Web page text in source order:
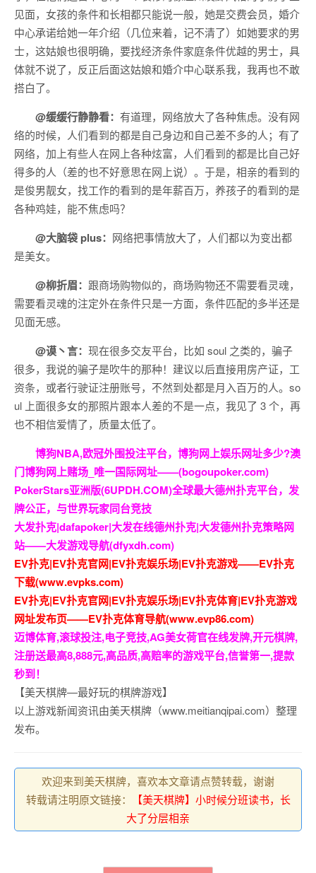
见面，女孩的条件和长相都只能说一般，她是交费会员，婚介
中心承诺给她一年介绍（几位来着，记不清了）如她要求的男
士，这姑娘也很明确，要找经济条件家庭条件优越的男士，具
体就不说了，反正后面这姑娘和婚介中心联系我，我再也不敢
搭白了。
@缓缓行静静看： 有道理，网络放大了各种焦虑。没有网
络的时候，人们看到的都是自己身边和自己差不多的人；有了
网络，加上有些人在网上各种炫富，人们看到的都是比自己好
得多的人（差的也不好意思在网上说）。于是，相亲的看到的
是俊男靓女，找工作的看到的是年薪百万，养孩子的看到的是
各种鸡娃，能不焦虑吗？
@大脑袋 plus： 网络把事情放大了，人们都以为变出都
是美女。
@柳折眉： 跟商场购物似的，商场购物还不需要看灵魂，
需要看灵魂的注定外在条件只是一方面，条件匹配的多半还是
见面无感。
@谟丶言： 现在很多交友平台，比如 soul 之类的，骗子
很多，我说的骗子是吹牛的那种！建议以后直接用房产证，工
资条，或者行驶证注册账号，不然到处都是月入百万的人。so
ul 上面很多女的那照片跟本人差的不是一点，我见了 3 个，再
也不相信爱情了，质量太低了。
博狗NBA,欧冠外围投注平台，博狗网上娱乐网址多少?澳
门博狗网上赌场_唯一国际网址——(bogoupoker.com)
PokerStars亚洲版(6UPDH.COM)全球最大德州扑克平台，发
牌公正，与世界玩家同台竞技
大发扑克|dafapoker|大发在线德州扑克|大发德州扑克策略网
站——大发游戏导航(dfyxdh.com)
EV扑克|EV扑克官网|EV扑克娱乐场|EV扑克游戏——EV扑克
下载(www.evpks.com)
EV扑克|EV扑克官网|EV扑克娱乐场|EV扑克体育|EV扑克游戏
网址发布页——EV扑克体育导航(www.evp86.com)
迈博体育,滚球投注,电子竞技,AG美女荷官在线发牌,开元棋牌,
注册送最高8,888元,高品质,高赔率的游戏平台,信誉第一,提款
秒到！
【美天棋牌—最好玩的棋牌游戏】
以上游戏新闻资讯由美天棋牌（www.meitianqipai.com）整理
发布。
欢迎来到美天棋牌，喜欢本文章请点赞转载，谢谢
转载请注明原文链接：
【美天棋牌】小时候分班读书，长
大了分层相亲